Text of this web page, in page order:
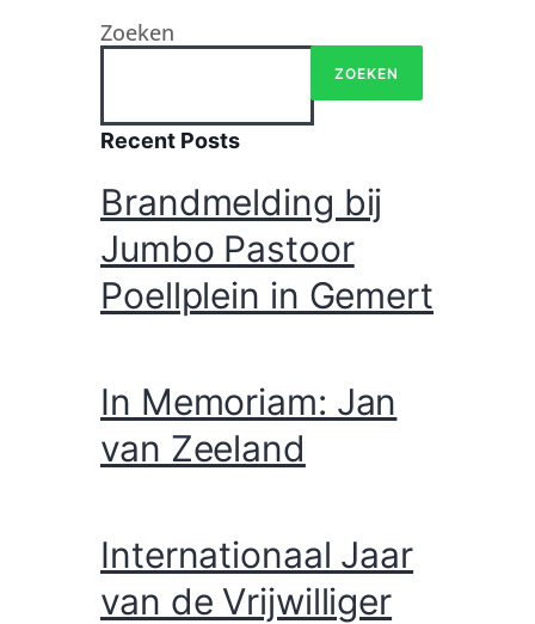
Zoeken
ZOEKEN
Recent Posts
Brandmelding bij
Jumbo Pastoor
Poellplein in Gemert
In Memoriam: Jan
van Zeeland
Internationaal Jaar
van de Vrijwilliger